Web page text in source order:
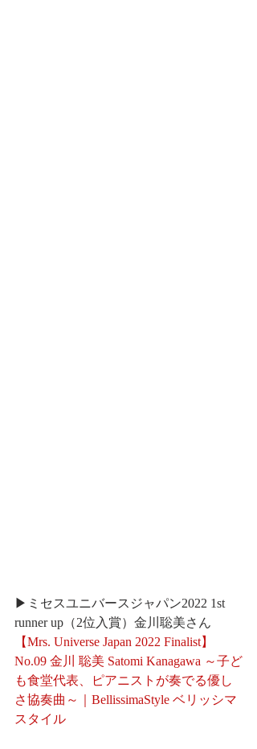
▶ミセスユニバースジャパン2022 1st
runner up（2位入賞）金川聡美さん
【Mrs. Universe Japan 2022 Finalist】
No.09 金川 聡美 Satomi Kanagawa ～子ど
も食堂代表、ピアニストが奏でる優し
さ協奏曲～｜BellissimaStyle ベリッシマ
スタイル